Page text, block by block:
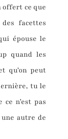
offert ce que
facettes
épouse le
quand les
qu’on peut
tu le
n’est pas
une autre de